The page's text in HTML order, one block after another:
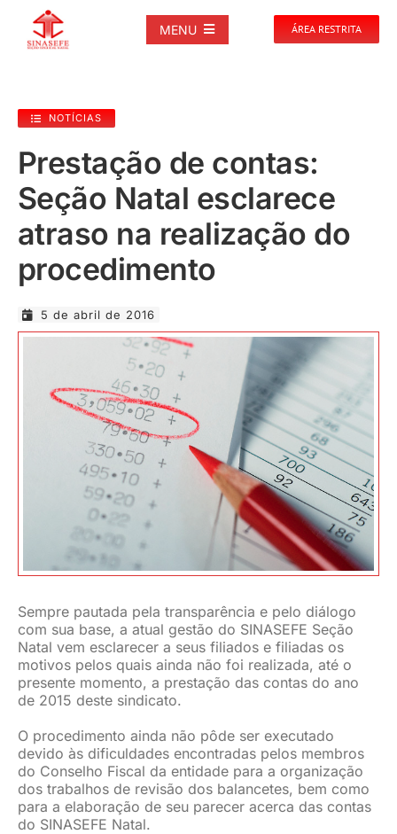
MENU
NOTÍCIAS
PUBLICAÇÕES
DOCUMENTOS
GALERIAS
ÁREA RESTRITA
NOTÍCIAS
Prestação de contas:
Seção Natal esclarece
atraso na realização do
procedimento
5 de abril de 2016
Sempre pautada pela transparência e pelo diálogo
com sua base, a atual gestão do SINASEFE Seção
Natal vem esclarecer a seus filiados e filiadas os
motivos pelos quais ainda não foi realizada, até o
presente momento, a prestação das contas do ano
de 2015 deste sindicato.
O procedimento ainda não pôde ser executado
devido às dificuldades encontradas pelos membros
do Conselho Fiscal da entidade para a organização
dos trabalhos de revisão dos balancetes, bem como
para a elaboração de seu parecer acerca das contas
do SINASEFE Natal.